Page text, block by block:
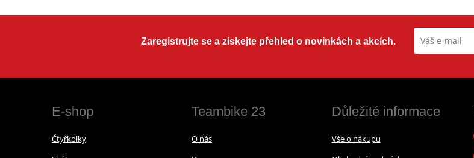
Zaregistrujte se a získejte přehled o novinkách a akcích.
E-shop
Čtyřkolky
Teambike 23
O nás
Důležité informace
Vše o nákupu